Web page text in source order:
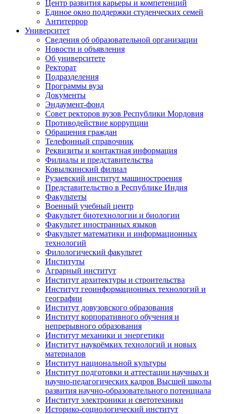
Центр развития карьеры и компетенций
Единое окно поддержки студенческих семей
Антитеррор
Университет
Сведения об образовательной организации
Новости и объявления
Об университете
Ректорат
Подразделения
Программы вуза
Документы
Эндаумент-фонд
Совет ректоров вузов Республики Мордовия
Противодействие коррупции
Обращения граждан
Телефонный справочник
Реквизиты и контактная информация
Филиалы и представительства
Ковылкинский филиал
Рузаевский институт машиностроения
Представительство в Республике Индия
Факультеты
Военный учебный центр
Факультет биотехнологии и биологии
Факультет иностранных языков
Факультет математики и информационных
технологий
Филологический факультет
Институты
Аграрный институт
Институт архитектуры и строительства
Институт геоинформационных технологий и
географии
Институт довузовского образования
Институт корпоративного обучения и
непрерывного образования
Институт механики и энергетики
Институт наукоёмких технологий и новых
материалов
Институт национальной культуры
Институт подготовки и аттестации научных и
научно-педагогических кадров Высшей школы
развития научно-образовательного потенциала
Институт электроники и светотехники
Историко-социологический институт